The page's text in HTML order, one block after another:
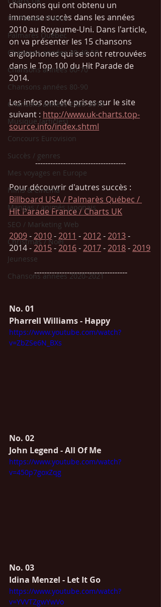
Hit Parade France
Palmarès Québec
Chansons années 30-40-50
Chansons années 60-70
Chansons années 80-90
Chansons années 2000-2010
Musique (articles)
Concours Eurovision
Succès / genres
Mes voyages en Europe
Films & Cinéma
Mangas / animés japonais
SEO / Marketing Web
Christmas / Noël
Jeunesse
Chansons années 2020-2021
chansons qui ont obtenu un
immense succès dans les années
2010 au Royaume-Uni. Dans l'article,
on va présenter les 15 chansons
anglophones qui se sont retrouvées
dans le Top 100 du Hit Parade de
2014.
Les infos ont été prises sur le site
suivant : http://www.uk-charts.top-
source.info/index.shtml
------------------------------------
Pour découvrir d'autres succès :
Billboard USA / Palmarès Québec /
Hit Parade France / Charts UK
2009 - 2010 - 2011 - 2012 - 2013 -
2014 - 2015 - 2016 - 2017 - 2018 - 2019
-------------------------------------
No. 01
Pharrell Williams - Happy
https://www.youtube.com/watch?
v=ZbZSe6N_BXs
No. 02
John Legend - All Of Me
https://www.youtube.com/watch?
v=450p7goxZqg
No. 03
Idina Menzel - Let It Go
https://www.youtube.com/watch?
v=YVVTZgwYwVo